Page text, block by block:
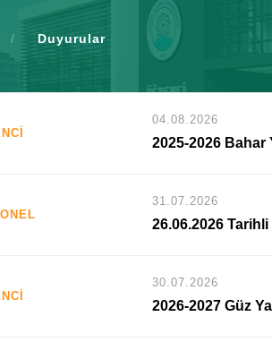
/ Duyurular
04.08.2026
2025-2026 Bahar
31.07.2026
26.06.2026
30.07.2026
2026-2027 Güz